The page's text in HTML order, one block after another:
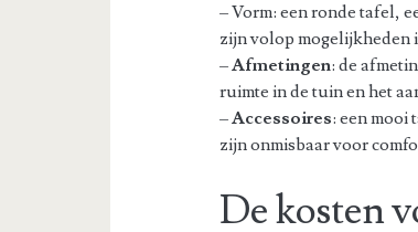
– Vorm: een ronde tafel,
zijn volop mogelijkheden
–Afmetingen: de
ruimte in de tuin en het
–Accessoires: een
zijn onmisbaar voor
De kosten